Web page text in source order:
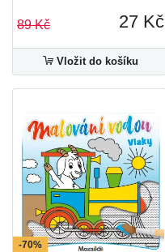
89 Kč 27 Kč
Vložit do košíku
-70%